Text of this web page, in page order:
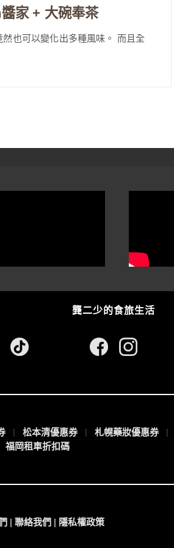
家 + 大碗奉茶
也可以變化出多種風味。 而且全
龔二少的食旅生活
松本清優惠券 札幌藥妝優惠券
福岡租車折扣碼
| 聯絡我們 | 隱私權政策